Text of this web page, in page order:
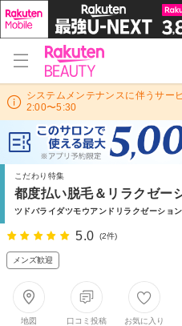
システムメンテナンスに伴うサー
2:00〜5:30
こだわり特集
都度払い脱毛＆リラクゼ
ツドバライダツモウアンドリラクゼーショ
5.0 (2件)
メンズ歓迎
地図
口コミ投稿
お気に入り